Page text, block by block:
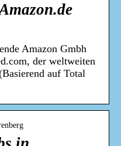
Amazon Gmbh
der weltweiten
auf Total